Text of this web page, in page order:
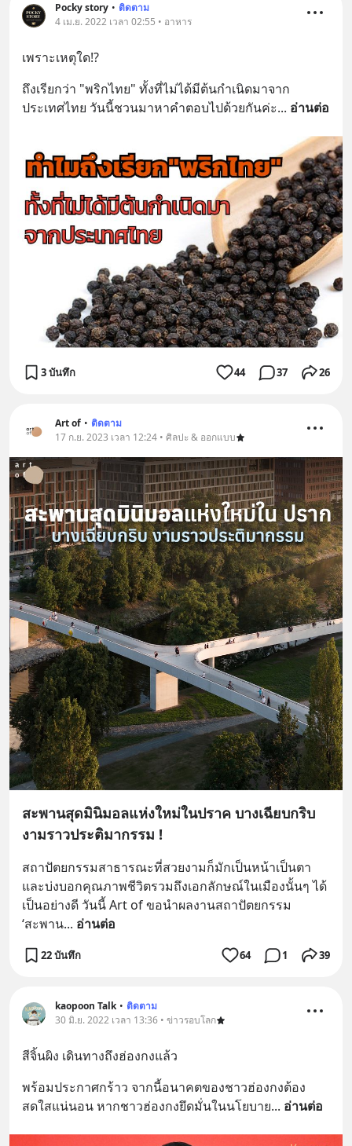
Pocky story • ติดตาม
4 เม.ย. 2022 เวลา 02:55 • อาหาร
เพราะเหตุใด!?
ถึงเรียกว่า "พริกไทย" ทั้งที่ไม่ได้มีต้นกำเนิดมาจาก
ประเทศไทย วันนี้ชวนมาหาคำตอบไปด้วยกันค่ะ... อ่านต่อ
3 บันทึก 44 37 26
Art of • ติดตาม
17 ก.ย. 2023 เวลา 12:24 • ศิลปะ & ออกแบบ
สะพานสุดมินิมอลแห่งใหม่ในปราค บางเฉียบกริบ
งามราวประติมากรรม !
สถาปัตยกรรมสาธารณะที่สวยงามก็มักเป็นหน้าเป็นตา
และบ่งบอกคุณภาพชีวิตรวมถึงเอกลักษณ์ในเมืองนั้นๆ ได้
เป็นอย่างดี วันนี้ Art of ขอนำผลงานสถาปัตยกรรม
‘สะพาน... อ่านต่อ
22 บันทึก 64 1 39
kaopoon Talk • ติดตาม
30 มิ.ย. 2022 เวลา 13:36 • ข่าวรอบโลก
สีจิ้นผิง เดินทางถึงฮ่องกงแล้ว
พร้อมประกาศกร้าว จากนี้อนาคตของชาวฮ่องกงต้อง
สดใสแน่นอน หากชาวฮ่องกงยึดมั่นในนโยบาย... อ่านต่อ